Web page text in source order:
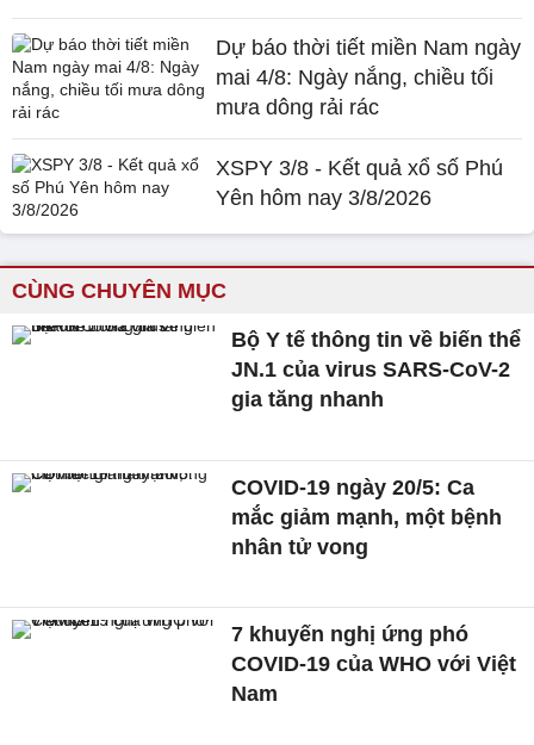
Dự báo thời tiết miền Nam ngày
mai 4/8: Ngày nắng, chiều tối
mưa dông rải rác
XSPY 3/8 - Kết quả xổ số Phú
Yên hôm nay 3/8/2026
CÙNG CHUYÊN MỤC
Bộ Y tế thông tin về biến thể
JN.1 của virus SARS-CoV-2
gia tăng nhanh
COVID-19 ngày 20/5: Ca
mắc giảm mạnh, một bệnh
nhân tử vong
7 khuyến nghị ứng phó
COVID-19 của WHO với Việt
Nam